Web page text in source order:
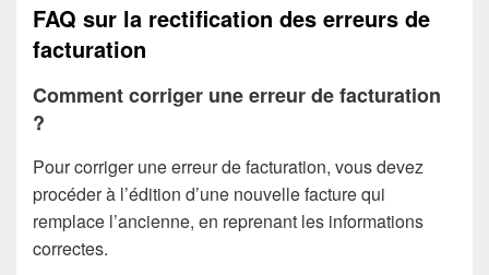
FAQ sur la rectification des erreurs de
facturation
Comment corriger une erreur de facturation
?
Pour corriger une erreur de facturation, vous devez
procéder à l’édition d’une nouvelle facture qui
remplace l’ancienne, en reprenant les informations
correctes.